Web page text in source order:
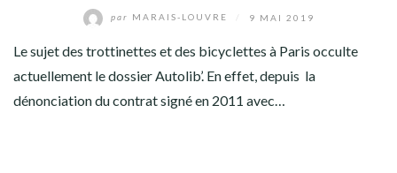
par MARAIS-LOUVRE 9 MAI 2019
Le sujet des trottinettes et des bicyclettes à Paris occulte
actuellement le dossier Autolib’. En effet, depuis la
dénonciation du contrat signé en 2011 avec…